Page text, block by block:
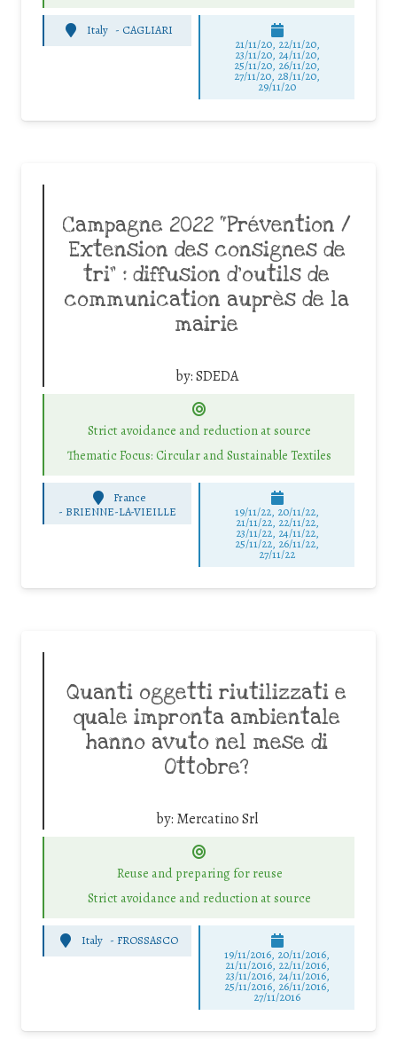
Italy - CAGLIARI
21/11/20, 22/11/20,
23/11/20, 24/11/20,
25/11/20, 26/11/20,
27/11/20, 28/11/20,
29/11/20
Campagne 2022 “Prévention /
Extension des consignes de
tri” : diffusion d’outils de
communication auprès de la
mairie
by:SDEDA
Strict avoidance and reduction at source
Thematic Focus: Circular and Sustainable Textiles
France
- BRIENNE-LA-VIEILLE 19/11/22, 20/11/22,
21/11/22, 22/11/22,
23/11/22, 24/11/22,
25/11/22, 26/11/22,
27/11/22
Quanti oggetti riutilizzati e
quale impronta ambientale
hanno avuto nel mese di
Ottobre?
by: Mercatino Srl
Reuse and preparing for reuse
Strict avoidance and reduction at source
Italy - FROSSASCO
19/11/2016, 20/11/2016,
21/11/2016, 22/11/2016,
23/11/2016, 24/11/2016,
25/11/2016, 26/11/2016,
27/11/2016